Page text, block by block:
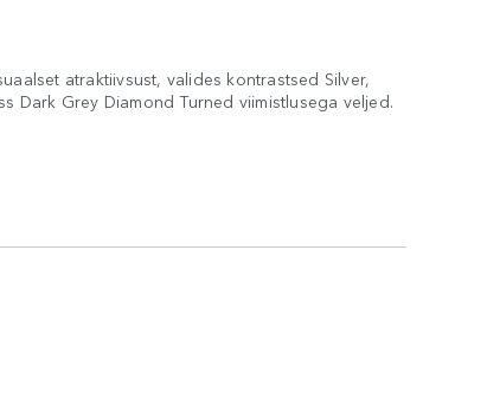
atraktiivsust, valides kontrastsed Silver,
Dark Grey Diamond Turned viimistlusega veljed.